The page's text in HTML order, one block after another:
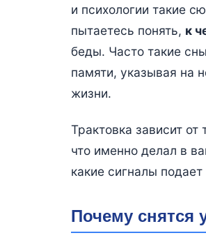
и психологии такие
пытаетесь понять, к
беды. Часто такие
памяти, указывая на
жизни.
Трактовка зависит
что именно делал в
какие сигналы
Почему снятся